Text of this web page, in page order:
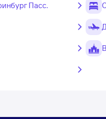
Пасс.